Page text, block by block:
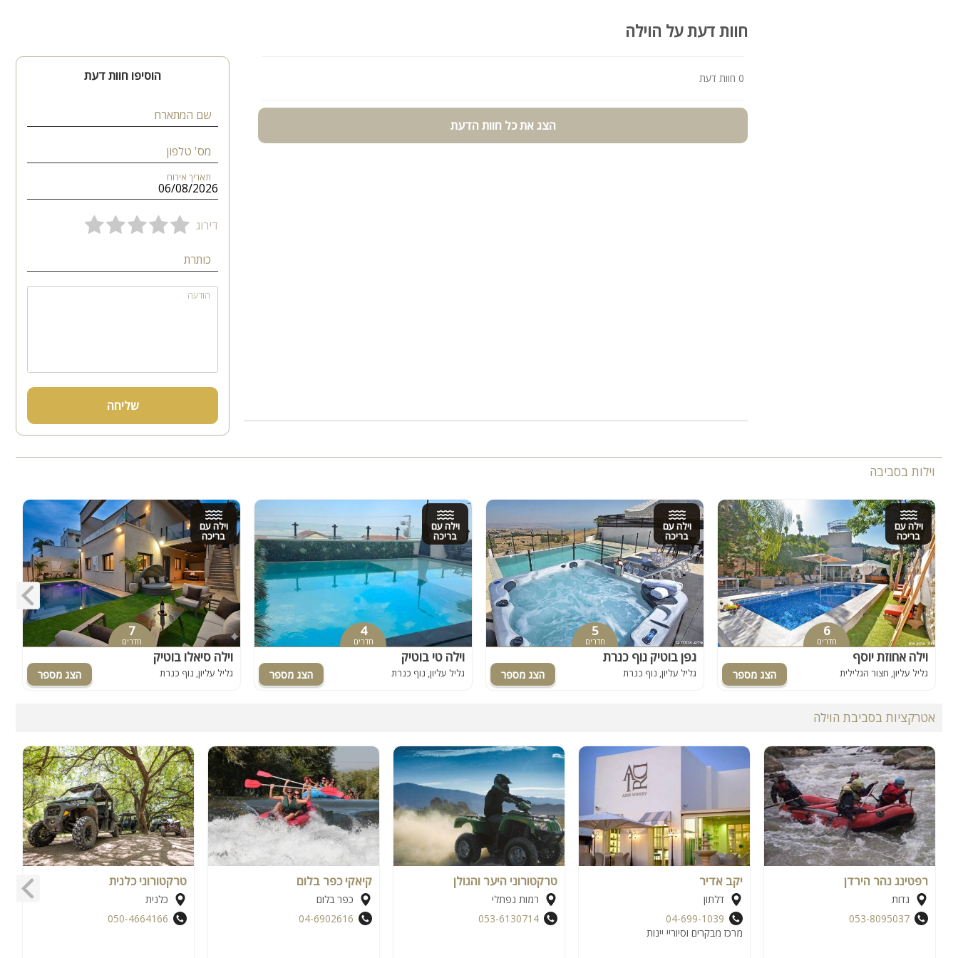
חוות דעת על הוילה
0 חוות דעת
הצג את כל חוות הדעת
הוסיפו חוות דעת
שם המתארח
מס' טלפון
תאריך אירוח
דירוג
כותרת
הודעה
שליחה
וילות בסביבה
וילה עם
בריכה
6
חדרים
וילה אחוזת יוסף
גליל עליון, חצור הגלילית
וילה עם
בריכה
5
חדרים
גפן בוטיק נוף כנרת
גליל עליון, נוף כנרת
וילה עם
בריכה
4
חדרים
וילה טי בוטיק
גליל עליון, נוף כנרת
וילה עם
בריכה
7
חדרים
וילה סיאלו בוטיק
גליל עליון, נוף כנרת
אטרקציות בסביבת הוילה
רפטינג נהר הירדן
גדות
053-8095037
יקב אדיר
דלתון
04-699-1039
מרכז מבקרים וסיוריי יינות
טרקטורוני היער והגולן
רמות נפתלי
053-6130714
קיאקי כפר בלום
כפר בלום
04-6902616
טרקטורוני כלנית
כלנית
050-4664166